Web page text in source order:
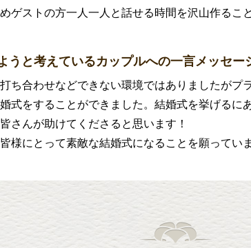
ゲストの方一人一人と話せる時間を沢山作るこ
うと考えているカップルへの一言メッセー
ち合わせなどできない環境ではありましたがプ
式をすることができました。結婚式を挙げるに
さんが助けてくださると思います！
様にとって素敵な結婚式になることを願ってい